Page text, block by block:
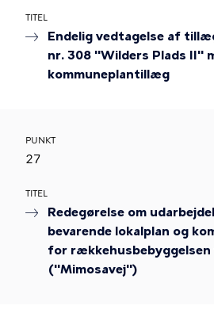
TITEL
Endelig vedtagelse af
nr. 308 "Wilders Plads II"
kommuneplantillæg
PUNKT
27
TITEL
Redegørelse om
bevarende lokalplan og
for rækkehusbebyggelsen
("Mimosavej")